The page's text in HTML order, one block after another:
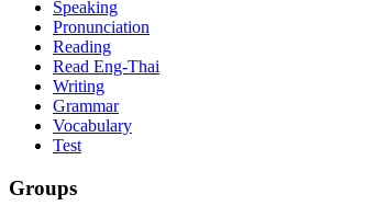
Speaking
Pronunciation
Reading
Read Eng-Thai
Writing
Grammar
Vocabulary
Test
Groups